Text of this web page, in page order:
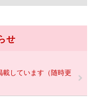
せ
しています（随時更